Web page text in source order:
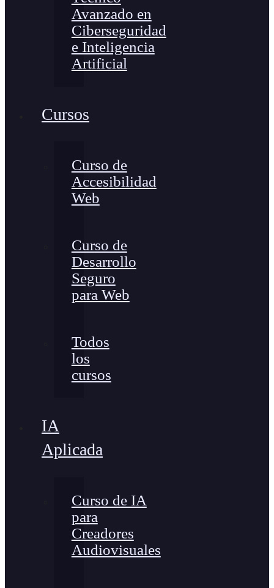
Avanzado en
Ciberseguridad
e Inteligencia
Artificial
Cursos
Curso de
Accesibilidad
Web
Curso de
Desarrollo
Seguro
para Web
Todos
los
cursos
IA
Aplicada
Curso de IA
para
Creadores
Audiovisuales